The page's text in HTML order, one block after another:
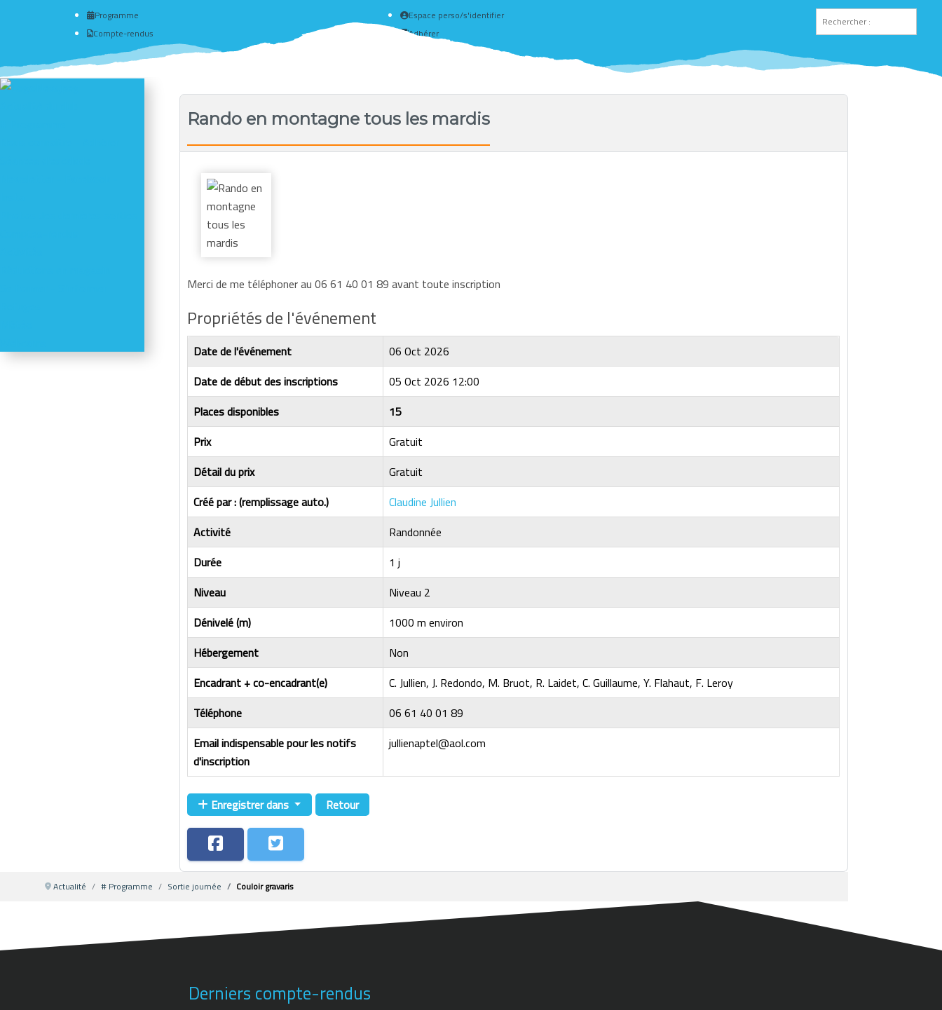
Programme
Compte-rendus
Espace perso/s'identifier
Adhérer
Créer un compte
Rando en montagne tous les mardis
Merci de me téléphoner au 06 61 40 01 89 avant toute inscription
Propriétés de l'événement
Date de l'événement
06 Oct 2026
Date de début des inscriptions
05 Oct 2026 12:00
Places disponibles
15
Prix
Gratuit
Détail du prix
Gratuit
Créé par : (remplissage auto.)
Claudine Jullien
Activité
Randonnée
Durée
1 j
Niveau
Niveau 2
Dénivelé (m)
1000 m environ
Hébergement
Non
Encadrant + co-encadrant(e)
C. Jullien, J. Redondo, M. Bruot, R. Laidet, C. Guillaume, Y. Flahaut, F. Leroy
Téléphone
06 61 40 01 89
Email indispensable pour les notifs
d'inscription
jullienaptel@aol.com
Enregistrer dans Retour
Actualité # Programme Sortie journée Couloir gravaris
Derniers compte-rendus